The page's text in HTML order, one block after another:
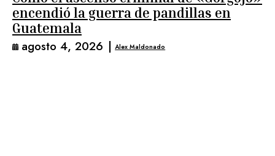
encendió la guerra de pandillas en
Guatemala
agosto 4, 2026 | Alex Maldonado